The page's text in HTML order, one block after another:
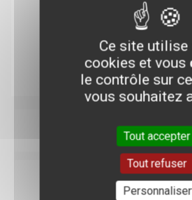
Ce site utilise
cookies et vous
le contrôle sur
vous souhaitez
Tout accepter
Tout refuser
Personnaliser